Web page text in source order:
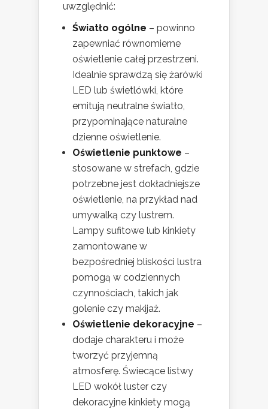
uwzględnić:
Światło ogólne – powinno
zapewniać równomierne
oświetlenie całej przestrzeni.
Idealnie sprawdzą się żarówki
LED lub świetlówki, które
emitują neutralne światło,
przypominające naturalne
dzienne oświetlenie.
Oświetlenie punktowe –
stosowane w strefach, gdzie
potrzebne jest dokładniejsze
oświetlenie, na przykład nad
umywalką czy lustrem.
Lampy sufitowe lub kinkiety
zamontowane w
bezpośredniej bliskości lustra
pomogą w codziennych
czynnościach, takich jak
golenie czy makijaż.
Oświetlenie dekoracyjne –
dodaje charakteru i może
tworzyć przyjemną
atmosferę. Świecące listwy
LED wokół luster czy
dekoracyjne kinkiety mogą